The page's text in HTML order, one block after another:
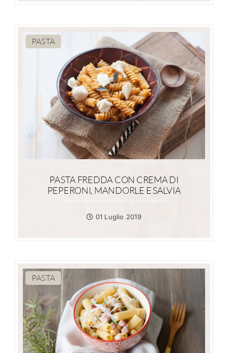
PASTA
PASTA FREDDA CON CREMA DI
PEPERONI, MANDORLE E SALVIA
01 Luglio 2019
PASTA